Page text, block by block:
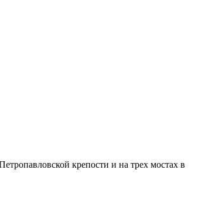
крепости и на трех мостах в